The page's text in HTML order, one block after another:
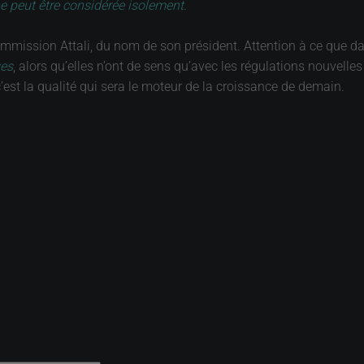
peut être considérée isolement.
Attali, du nom de son président. Attention à ce que
, alors qu’elles n’ont de sens qu’avec les régulations
la qualité qui sera le moteur de la croissance de demain.